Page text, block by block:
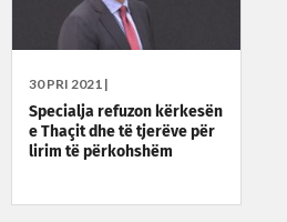
30 PRI 2021 |
Specialja refuzon kërkesën
e Thaçit dhe të tjerëve për
lirim të përkohshëm